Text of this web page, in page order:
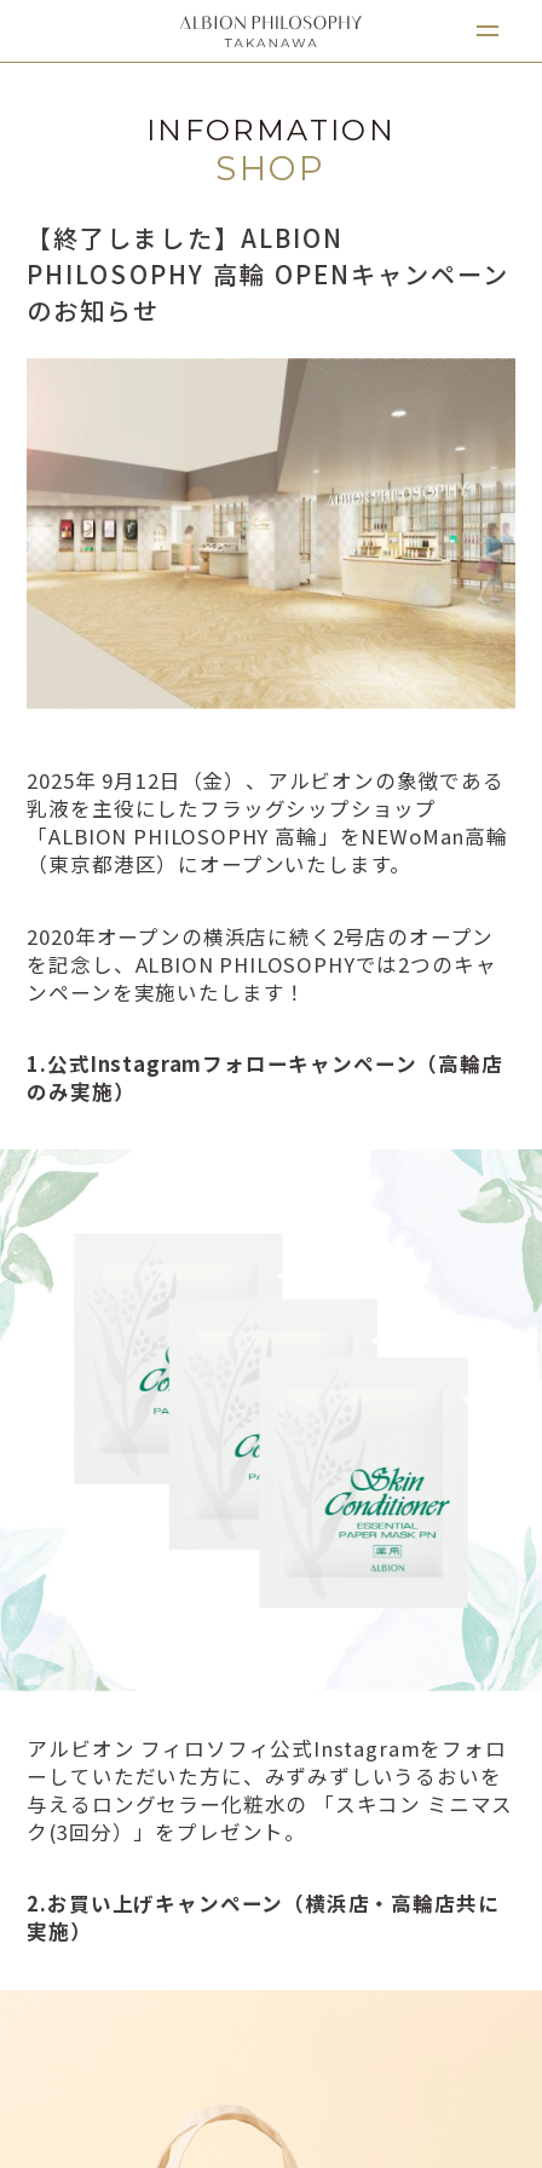
INFORMATION
SHOP
【終了しました】ALBION
PHILOSOPHY 高輪 OPENキャンペーン
のお知らせ
2025年 9月12日（金）、アルビオンの象徴である
乳液を主役にしたフラッグシップショップ
「ALBION PHILOSOPHY 高輪」をNEWoMan高輪
（東京都港区）にオープンいたします。
2020年オープンの横浜店に続く2号店のオープン
を記念し、ALBION PHILOSOPHYでは2つのキャ
ンペーンを実施いたします！
1.公式Instagramフォローキャンペーン（高輪店
のみ実施）
アルビオン フィロソフィ公式Instagramをフォロ
ーしていただいた方に、みずみずしいうるおいを
与えるロングセラー化粧水の 「スキコン ミニマス
ク(3回分）」をプレゼント。
2.お買い上げキャンペーン（横浜店・高輪店共に
実施）